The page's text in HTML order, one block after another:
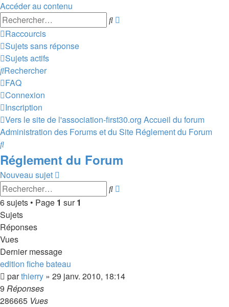
Accéder au contenu
Rechercher
Raccourcis
Sujets sans réponse
Sujets actifs
Rechercher
FAQ
Connexion
Inscription
Vers le site de l'association-first30.org Accueil du forum
Administration des Forums et du Site Réglement du Forum
Rechercher
Réglement du Forum
Nouveau sujet
Rechercher
6 sujets • Page 1 sur1
Sujets
Réponses
Vues
Dernier message
edition fiche bateau
parthierry » 29 janv. 2010, 18:14
9 Réponses
286665 Vues